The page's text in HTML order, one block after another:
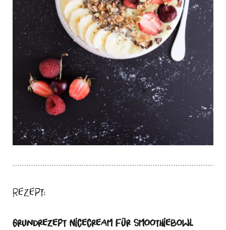
Rezept:
Grundrezept Nicecream für Smoothiebowl